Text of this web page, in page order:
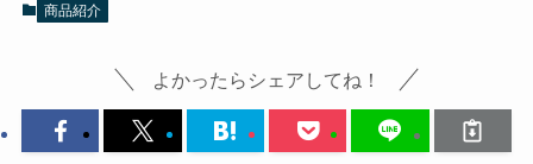
商品紹介
よかったらシェアしてね！